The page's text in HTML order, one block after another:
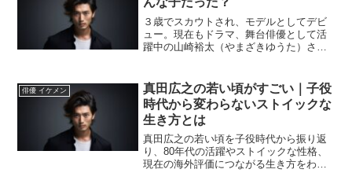
３歳でスカウトされ、モデルとしてデビ
ュー。現在もドラマ、舞台俳優として活
躍中の山崎裕太（やまざきゆうた）さ
よね。調べてみました。山崎裕太の子役
時代の番組は？山崎裕太さん...
俳優 イケメン
真田広之の若い頃がすごい｜子役
時代から変わらないストイックな
生き方とは
真田広之の若い頃を子役時代から振り返
り、80年代の活躍やストイックな性格、
現在の海外評価につながる生き方をわか